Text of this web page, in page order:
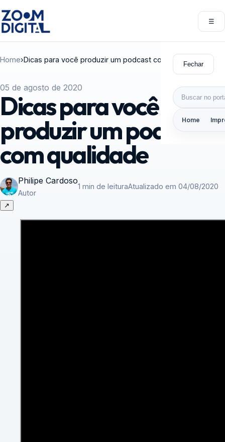
☰
Fechar
Buscar por:
Home
Home›Dicas para você produzir um podcast com qualidade
05 de agosto de 2020
Dicas para você
produzir um podcast
com qualidade
Philipe Cardoso
Autor
1 min de leituraAtualizado em 04/08/2020
↗